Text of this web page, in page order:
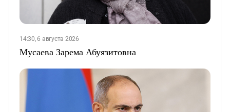
14:30, 6 августа 2026
Мусаева Зарема Абуязитовна